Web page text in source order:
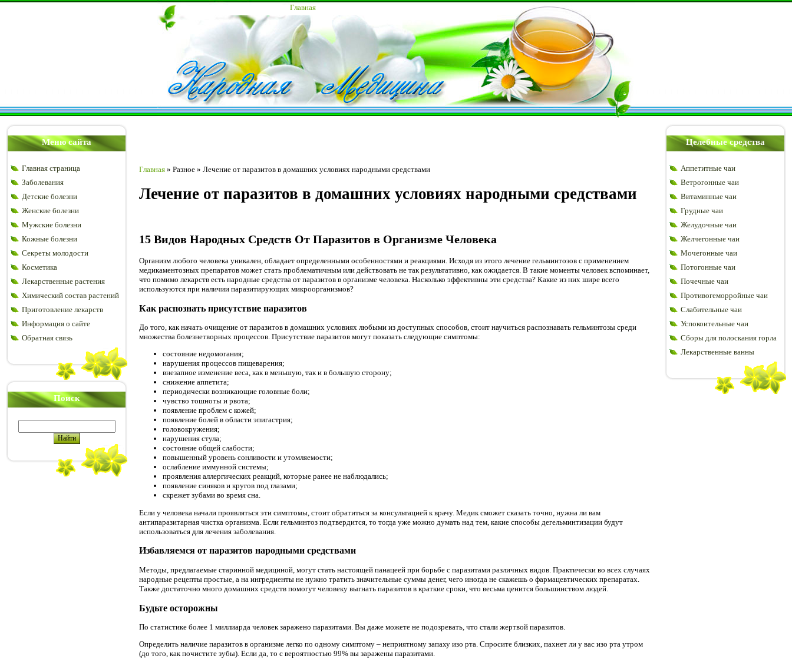
Главная
Меню сайта
Главная страница
Заболевания
Детские болезни
Женские болезни
Мужские болезни
Кожные болезни
Секреты молодости
Косметика
Лекарственные растения
Химический состав растений
Приготовление лекарств
Информация о сайте
Обратная связь
Поиск
Главная » Разное » Лечение от паразитов в домашних условиях народными средствами
Лечение от паразитов в домашних условиях народными средствами
15 Видов Народных Средств От Паразитов в Организме Человека
Организм любого человека уникален, обладает определенными особенностями и реакциями. Исходя из этого лечение гельминтозов с применением
медикаментозных препаратов может стать проблематичным или действовать не так результативно, как ожидается. В такие моменты человек вспоминает,
что помимо лекарств есть народные средства от паразитов в организме человека. Насколько эффективны эти средства? Какие из них шире всего
используются при наличии паразитирующих микроорганизмов?
Как распознать присутствие паразитов
До того, как начать очищение от паразитов в домашних условиях любыми из доступных способов, стоит научиться распознавать гельминтозы среди
множества болезнетворных процессов. Присутствие паразитов могут показать следующие симптомы:
состояние недомогания;
нарушения процессов пищеварения;
внезапное изменение веса, как в меньшую, так и в большую сторону;
снижение аппетита;
периодически возникающие головные боли;
чувство тошноты и рвота;
появление проблем с кожей;
появление болей в области эпигастрия;
головокружения;
нарушения стула;
состояние общей слабости;
повышенный уровень сонливости и утомляемости;
ослабление иммунной системы;
проявления аллергических реакций, которые ранее не наблюдались;
появление синяков и кругов под глазами;
скрежет зубами во время сна.
Если у человека начали проявляться эти симптомы, стоит обратиться за консультацией к врачу. Медик сможет сказать точно, нужна ли вам
антипаразитарная чистка организма. Если гельминтоз подтвердится, то тогда уже можно думать над тем, какие способы дегельминтизации будут
использоваться для лечения заболевания.
Избавляемся от паразитов народными средствами
Методы, предлагаемые старинной медициной, могут стать настоящей панацеей при борьбе с паразитами различных видов. Практически во всех случаях
народные рецепты простые, а на ингредиенты не нужно тратить значительные суммы денег, чего иногда не скажешь о фармацевтических препаратах.
Также достаточно много домашних средств помогут человеку выгнать паразитов в краткие сроки, что весьма ценится большинством людей.
Будьте осторожны
По статистике более 1 миллиарда человек заражено паразитами. Вы даже можете не подозревать, что стали жертвой паразитов.
Определить наличие паразитов в организме легко по одному симптому – неприятному запаху изо рта. Спросите близких, пахнет ли у вас изо рта утром
(до того, как почистите зубы). Если да, то с вероятностью 99% вы заражены паразитами.
Целебные средства
Аппетитные чаи
Ветрогонные чаи
Витаминные чаи
Грудные чаи
Желудочные чаи
Желчегонные чаи
Мочегонные чаи
Потогонные чаи
Почечные чаи
Противогеморройные чаи
Слабительные чаи
Успокоительные чаи
Сборы для полоскания горла
Лекарственные ванны